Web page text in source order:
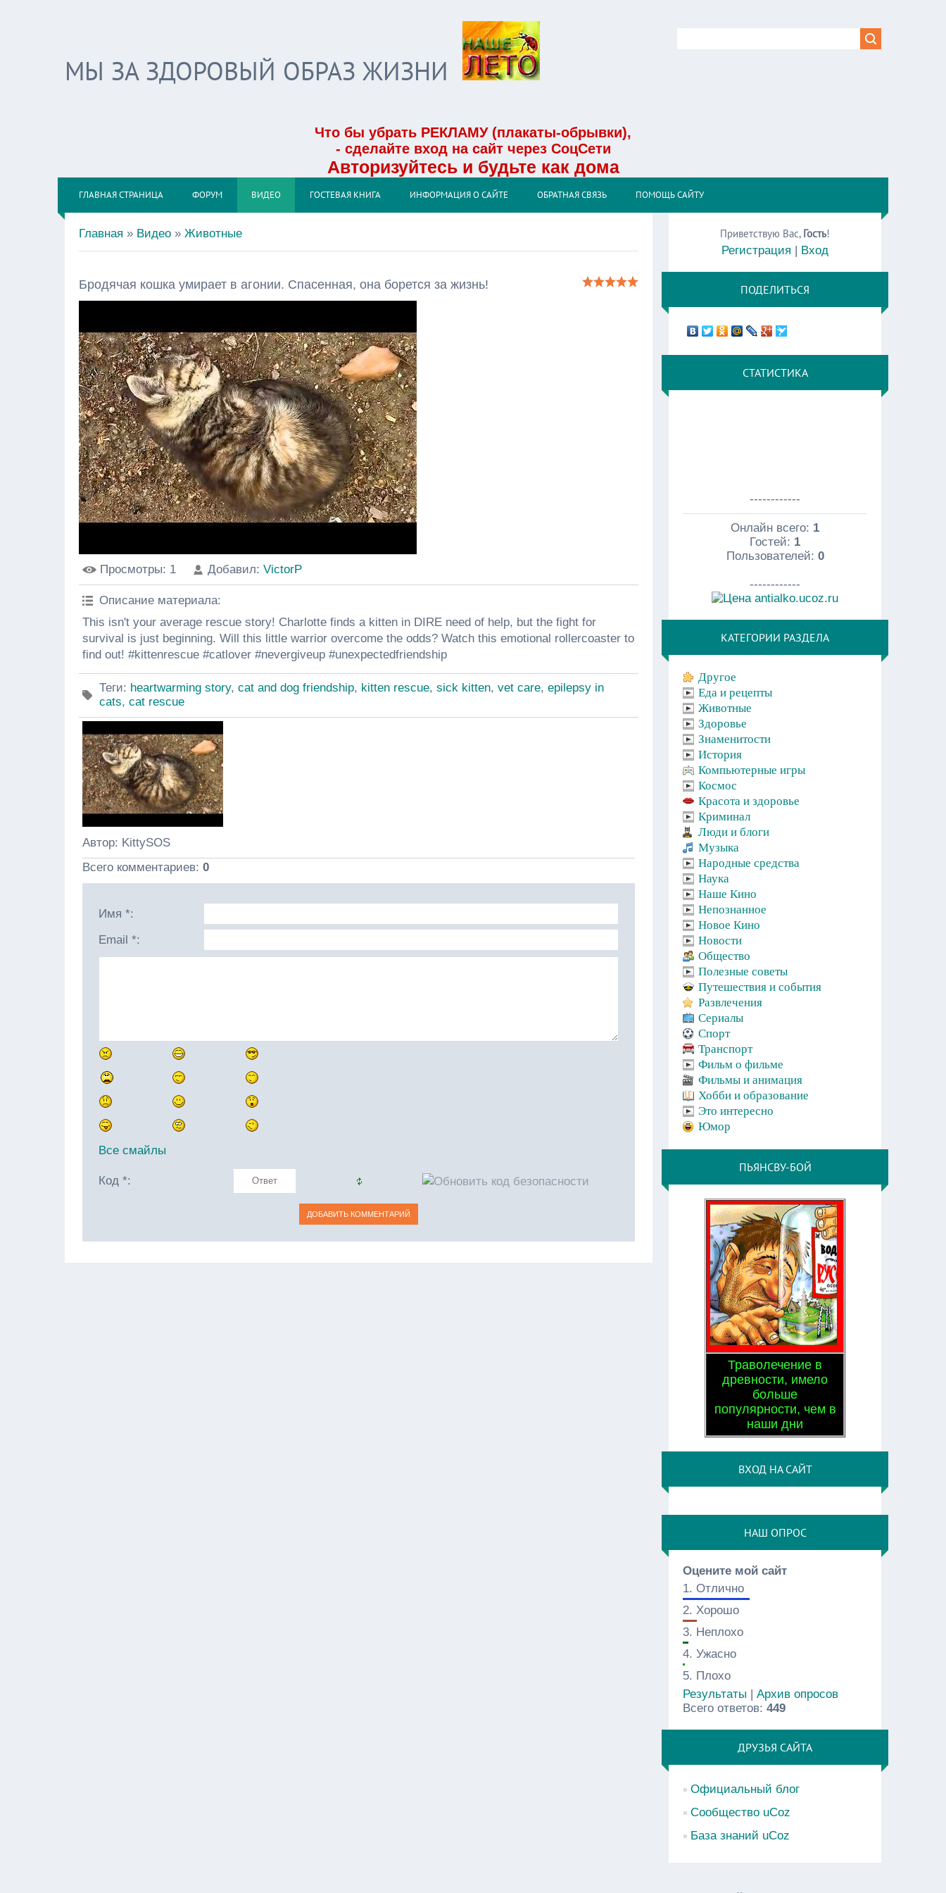
МЫ ЗА ЗДОРОВЫЙ ОБРАЗ ЖИЗНИ
Что бы убрать РЕКЛАМУ (плакаты-обрывки),
- сделайте вход на сайт через СоцСети
Авторизуйтесь и будьте как дома
ГЛАВНАЯ СТРАНИЦА ФОРУМ ВИДЕО ГОСТЕВАЯ КНИГА ИНФОРМАЦИЯ О САЙТЕ ОБРАТНАЯ СВЯЗЬ ПОМОЩЬ САЙТУ
Главная » Видео » Животные
Бродячая кошка умирает в агонии. Спасенная, она борется за жизнь!
Просмотры: 1 Добавил: VictorP
Описание материала:
This isn't your average rescue story! Charlotte finds a kitten in DIRE need of help, but the fight for
survival is just beginning. Will this little warrior overcome the odds? Watch this emotional rollercoaster to
find out! #kittenrescue #catlover #nevergiveup #unexpectedfriendship
Теги: heartwarming story, cat and dog friendship, kitten rescue, sick kitten, vet care, epilepsy in
cats, cat rescue
Автор: KittySOS
Всего комментариев: 0
Имя *:
Email *:
Все смайлы
Код *:
Приветствую Вас, Гость!
Регистрация | Вход
ПОДЕЛИТЬСЯ
СТАТИСТИКА
------------
Онлайн всего: 1
Гостей: 1
Пользователей: 0
------------
КАТЕГОРИИ РАЗДЕЛА
Другое
Еда и рецепты
Животные
Здоровье
Знаменитости
История
Компьютерные игры
Космос
Красота и здоровье
Криминал
Люди и блоги
Музыка
Народные средства
Наука
Наше Кино
Непознанное
Новое Кино
Новости
Общество
Полезные советы
Путешествия и события
Развлечения
Сериалы
Спорт
Транспорт
Фильм о фильме
Фильмы и анимация
Хобби и образование
Это интересно
Юмор
ПЬЯНСВУ-БОЙ
Траволечение в
древности, имело
больше
популярности, чем в
наши дни
ВХОД НА САЙТ
НАШ ОПРОС
Оцените мой сайт
1.Отлично
2.Хорошо
3. Неплохо
4.Ужасно
5. Плохо
Результаты |Архив опросов
Всего ответов:449
ДРУЗЬЯ САЙТА
Официальный блог
Сообщество uCoz
База знаний uCoz